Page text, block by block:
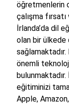
öğretmenlerin
çalışma
İrlanda’da dil
olan bir ülkede
sağlamaktadır.
önemli
eğitiminizi
Apple,